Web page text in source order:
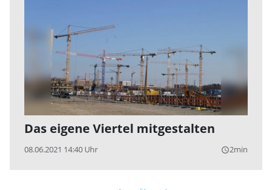
Das eigene Viertel mitgestalten
08.06.2021 14:40 Uhr query_builder2min